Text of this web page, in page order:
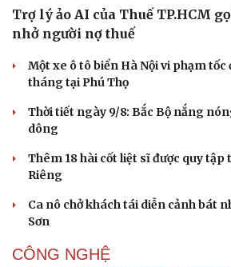
Trợ lý ảo AI của Thuế TP.HCM
nhở người nợ thuế
Một xe ô tô biển Hà Nội vi phạm tốc
tháng tại Phú Thọ
Thời tiết ngày 9/8: Bắc Bộ nắng
dông
Thêm 18 hài cốt liệt sĩ được quy tập
Riêng
Ca nô chở khách tái diễn cảnh bát
Sơn
CÔNG NGHỆ